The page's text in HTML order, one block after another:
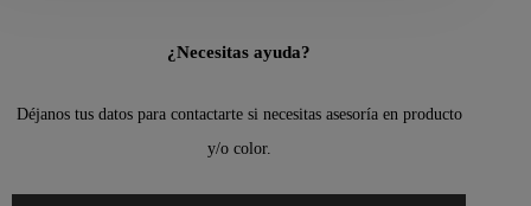
¿Necesitas ayuda?
Déjanos tus datos para contactarte si necesitas asesoría en producto
y/o color.